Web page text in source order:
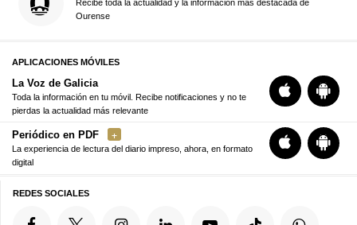
Recibe toda la actualidad y la información más destacada de
Ourense
APLICACIONES MÓVILES
La Voz de Galicia
Toda la información en tu móvil. Recibe notificaciones y no te
pierdas la actualidad más relevante
Periódico en PDF
La experiencia de lectura del diario impreso, ahora, en formato
digital
REDES SOCIALES